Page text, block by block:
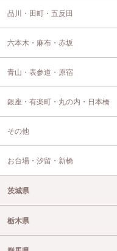
品川・田町・五反田
六本木・麻布・赤坂
青山・表参道・原宿
銀座・有楽町・丸の内・日本橋
その他
お台場・汐留・新橋
茨城県
栃木県